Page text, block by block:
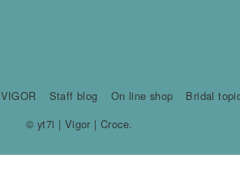
VIGOR Staff blog On line shop
Bridal
© yt7i | Vigor | Croce.